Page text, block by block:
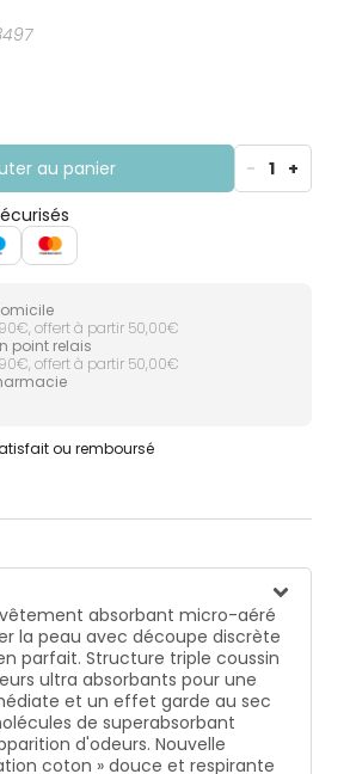
garde au sec renforcé. Les
préviennent
Nouvelle matière « sensation
au toucher textile,
Taille 2
au panier - 1 +
offert à partir 50,00€
point relais
offert à partir 50,00€
ou remboursé
absorbant micro-aéré
la peau avec découpe discrète
parfait. Structure triple coussin
ultra absorbants pour une
et un effet garde au sec
de superabsorbant
d'odeurs. Nouvelle
coton » douce et respirante